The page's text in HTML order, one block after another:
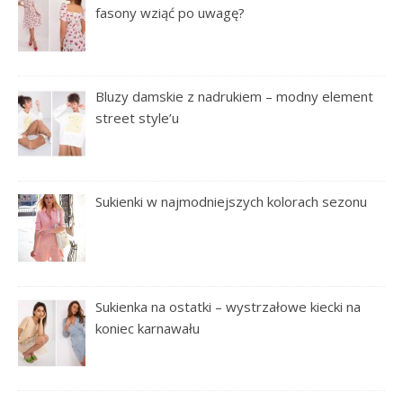
fasony wziąć po uwagę?
Bluzy damskie z nadrukiem – modny element
street style’u
Sukienki w najmodniejszych kolorach sezonu
Sukienka na ostatki – wystrzałowe kiecki na
koniec karnawału